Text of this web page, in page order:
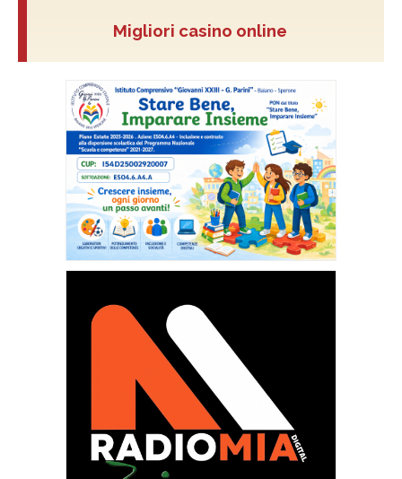
Migliori casino online